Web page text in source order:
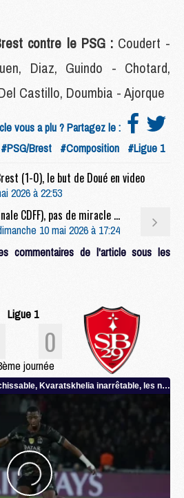
contre le PSG :Coudert -
Diaz, Guindo - Chotard,
Castillo, Doumbia - Ajorque
vous a plu ? Partagez le :
#PSG/Brest #Composition #Ligue 1
(1-0), le but de Doué en video
2026 à 22:53
Féminines : PSG/OL (1-4 Finale CDFF), pas de miracle pour les Parisiennes
10 mai 2026 à 17:24
commentaires de l'article sous les
Ligue 1
0
journée